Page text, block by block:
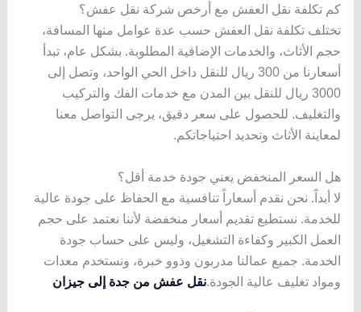
كم تكلفة نقل العفش مع أرخص شركة نقل عفش؟
تختلف تكلفة نقل العفش حسب عدة عوامل منها المسافة،
حجم الأثاث، والخدمات الإضافية المطلوبة. بشكل عام، تبدأ
أسعارنا من 300 ريال للنقل داخل الحي الواحد، وتصل إلى
3000 ريال للنقل بين المدن مع خدمات الفك والتركيب
والتغليف. للحصول على سعر دقيق، يرجى التواصل معنا
لمعاينة الأثاث وتحديد احتياجاتكم.
هل السعر المنخفض يعني جودة خدمة أقل؟
لا أبداً. نحن نقدم أسعاراً تنافسية مع الحفاظ على جودة عالية
للخدمة. نستطيع تقديم أسعار منخفضة لأننا نعتمد على حجم
العمل الكبير وكفاءة التشغيل، وليس على حساب جودة
الخدمة. جميع عمالنا مدربون وذوو خبرة، ونستخدم معدات
ومواد تغليف عالية الجودة.نقل عفش من جدة إلى جيزان